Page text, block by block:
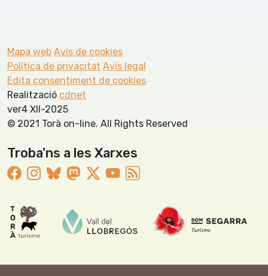
Mapa web Avís de cookies
Política de privacitat Avís legal
Edita consentiment de cookies
Realització cdnet
ver4 XII-2025
© 2021 Torà on-line. All Rights Reserved
Troba'ns a les Xarxes